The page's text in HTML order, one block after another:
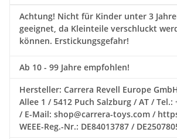
Achtung! Nicht für Kinder unter 3
geeignet, da Kleinteile verschluckt
können. Erstickungsgefahr!
Ab 10 - 99 Jahre empfohlen!
Hersteller: Carrera Revell Europe
Allee 1 / 5412 Puch Salzburg / AT / Tel.:
/ E-Mail: shop@carrera-toys.com /
WEEE-Reg.-Nr.: DE84013787 /